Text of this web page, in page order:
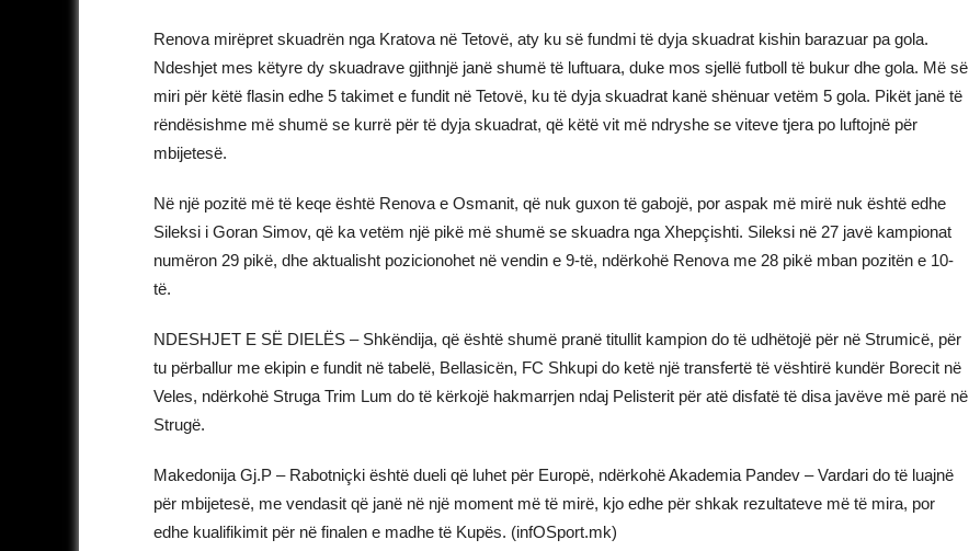
Renova mirëpret skuadrën nga Kratova në Tetovë, aty ku së fundmi të dyja skuadrat kishin barazuar pa gola.
Ndeshjet mes këtyre dy skuadrave gjithnjë janë shumë të luftuara, duke mos sjellë futboll të bukur dhe gola. Më së
miri për këtë flasin edhe 5 takimet e fundit në Tetovë, ku të dyja skuadrat kanë shënuar vetëm 5 gola. Pikët janë të
rëndësishme më shumë se kurrë për të dyja skuadrat, që këtë vit më ndryshe se viteve tjera po luftojnë për
mbijetesë.
Në një pozitë më të keqe është Renova e Osmanit, që nuk guxon të gabojë, por aspak më mirë nuk është edhe
Sileksi i Goran Simov, që ka vetëm një pikë më shumë se skuadra nga Xhepçishti. Sileksi në 27 javë kampionat
numëron 29 pikë, dhe aktualisht pozicionohet në vendin e 9-të, ndërkohë Renova me 28 pikë mban pozitën e 10-
të.
NDESHJET E SË DIELËS – Shkëndija, që është shumë pranë titullit kampion do të udhëtojë për në Strumicë, për
tu përballur me ekipin e fundit në tabelë, Bellasicën, FC Shkupi do ketë një transfertë të vështirë kundër Borecit në
Veles, ndërkohë Struga Trim Lum do të kërkojë hakmarrjen ndaj Pelisterit për atë disfatë të disa javëve më parë në
Strugë.
Makedonija Gj.P – Rabotniçki është dueli që luhet për Europë, ndërkohë Akademia Pandev – Vardari do të luajnë
për mbijetesë, me vendasit që janë në një moment më të mirë, kjo edhe për shkak rezultateve më të mira, por
edhe kualifikimit për në finalen e madhe të Kupës. (infOSport.mk)